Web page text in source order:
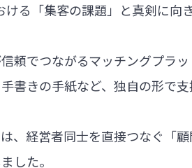
る「集客の課題」と真剣に向
頼でつながるマッチングプラッ
書きの手紙など、独自の形で支
、経営者同士を直接つなぐ「
した。